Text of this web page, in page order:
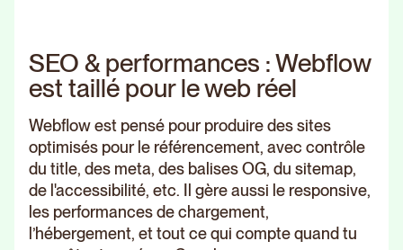
SEO & performances : Webflow
est taillé pour le web réel
Webflow est pensé pour produire des sites
optimisés pour le référencement, avec contrôle
du title, des meta, des balises OG, du sitemap,
de l'accessibilité, etc. Il gère aussi le responsive,
les performances de chargement,
l’hébergement, et tout ce qui compte quand tu